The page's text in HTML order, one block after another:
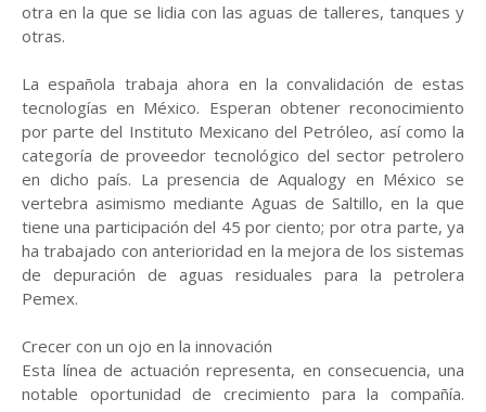
otra en la que se lidia con las aguas de talleres, tanques y
otras.
La española trabaja ahora en la convalidación de estas
tecnologías en México. Esperan obtener reconocimiento
por parte del Instituto Mexicano del Petróleo, así como la
categoría de proveedor tecnológico del sector petrolero
en dicho país. La presencia de Aqualogy en México se
vertebra asimismo mediante Aguas de Saltillo, en la que
tiene una participación del 45 por ciento; por otra parte, ya
ha trabajado con anterioridad en la mejora de los sistemas
de depuración de aguas residuales para la petrolera
Pemex.
Crecer con un ojo en la innovación
Esta línea de actuación representa, en consecuencia, una
notable oportunidad de crecimiento para la compañía.